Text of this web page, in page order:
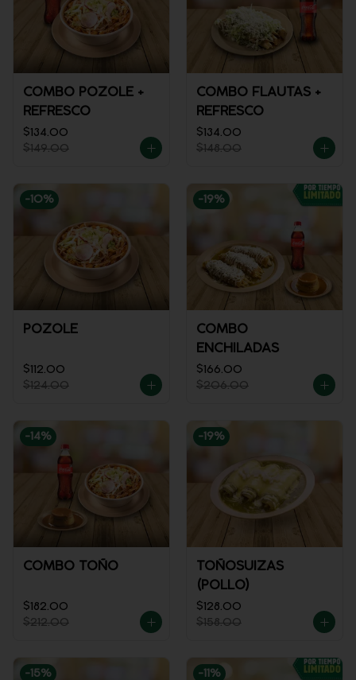
COMBO POZOLE +
REFRESCO
$134.00
$149.00
COMBO FLAUTAS +
REFRESCO
$134.00
$148.00
-10%
POZOLE
$112.00
$124.00
-19%
COMBO
ENCHILADAS
$166.00
$206.00
-14%
COMBO TOÑO
$182.00
$212.00
-19%
TOÑOSUIZAS
(POLLO)
$128.00
$158.00
-15% -11 %